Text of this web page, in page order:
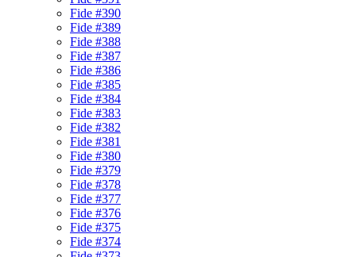
Fide #390
Fide #389
Fide #388
Fide #387
Fide #386
Fide #385
Fide #384
Fide #383
Fide #382
Fide #381
Fide #380
Fide #379
Fide #378
Fide #377
Fide #376
Fide #375
Fide #374